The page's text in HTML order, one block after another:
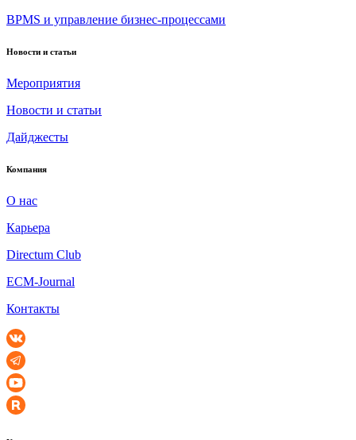
BPMS и управление бизнес-процессами
Новости и статьи
Мероприятия
Новости и статьи
Дайджесты
Компания
О нас
Карьера
Directum Club
ECM-Journal
Контакты